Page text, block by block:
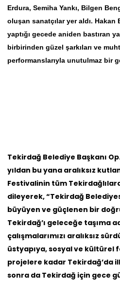
Erdura, Semiha Yankı, Bilgen
oluşan sanatçılar yer aldı.
yaptığı gecede aniden bastıran
birbirinden güzel şarkıları ve
performanslarıyla unutulmaz bir
Tekirdağ Belediye Başkanı
yıldan bu yana aralıksız
Festivalinin tüm Tekirdağlılara
dileyerek, “Tekirdağ
büyüyen ve güçlenen bir
Tekirdağ’ı geleceğe taşıma
çalışmalarımızı aralıksız
üstyapıya, sosyal ve kültürel
projelere kadar Tekirdağ’da
sonra da Tekirdağ için gece